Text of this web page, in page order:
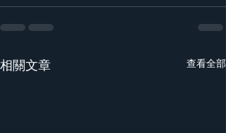
相關文章 查看全部